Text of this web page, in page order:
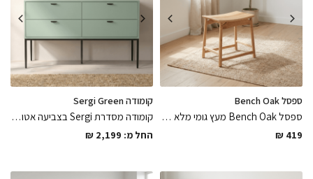
ספסל Bench Oak
ספסל Bench Oak מעץ גומי מלא בגימורים מושלמים צבוע בלכה אפוקסי מט מגיע מורכב קל ופרקטי לניקיון לשדרוג הפינה בחלל
₪ 419
קומודה Sergi Green
קומודה מסדרת Sergi בצביעה אטומה בתנור בגוון ירוק מט בשילוב רגלי מתכת דקיקות צבועות בתנור בשחור מט במגוון מידות לבחירה מגיע מורכב בגימורים מושלמים
החל מ: ₪ 2,199